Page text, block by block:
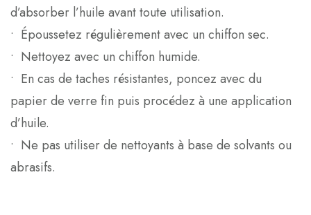
d’absorber l’huile avant toute utilisation.
• Époussetez régulièrement avec un chiffon sec.
• Nettoyez avec un chiffon humide.
• En cas de taches résistantes, poncez avec du
papier de verre fin puis procédez à une application
d’huile.
• Ne pas utiliser de nettoyants à base de solvants ou
abrasifs.